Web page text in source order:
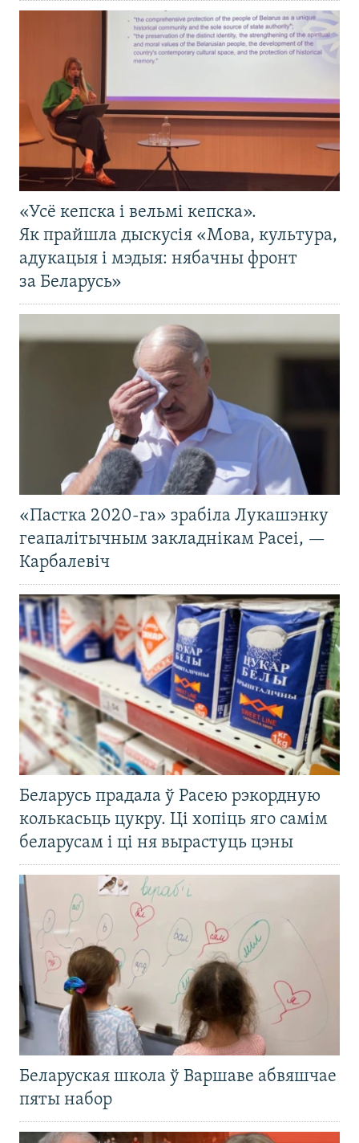
«Усё кепска і вельмі кепска».
Як прайшла дыскусія «Мова, культура,
адукацыя і мэдыя: нябачны фронт
за Беларусь»
«Пастка 2020-га» зрабіла Лукашэнку
геапалітычным закладнікам Расеі, —
Карбалевіч
Беларусь прадала ў Расею рэкордную
колькасьць цукру. Ці хопіць яго самім
беларусам і ці ня вырастуць цэны
Беларуская школа ў Варшаве абвяшчае
пяты набор